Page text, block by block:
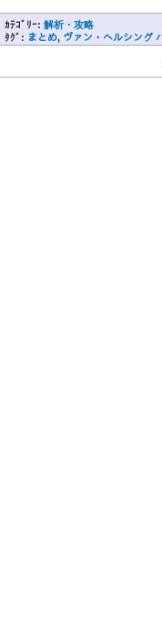
ｶﾃｺﾞﾘｰ: 解析・攻略
ﾀｸﾞ: まとめ, ヴァン・ヘルシング